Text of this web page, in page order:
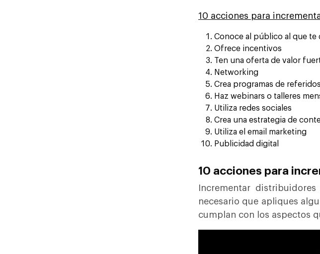
10 acciones para
Conoce al público al que te
Ofrece incentivos
Ten una oferta de valor
Networking
Crea programas de referidos
Haz webinars o talleres
Utiliza redes sociales
Crea una estrategia de
Utiliza el email marketing
Publicidad digital
10 acciones para
Incrementar
necesario que apliques
cumplan con los aspectos